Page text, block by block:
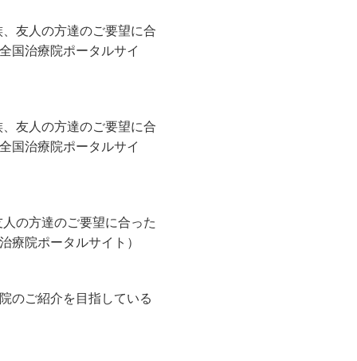
友人の方達のご要望に合
国治療院ポータルサイ
友人の方達のご要望に合
国治療院ポータルサイ
の方達のご要望に合った
療院ポータルサイト）
のご紹介を目指している